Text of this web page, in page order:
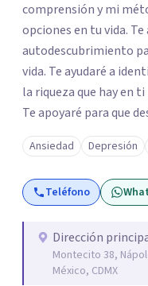
comprensión y mi
opciones en tu vida. Te acompañaré en tu
autodescubrimiento
vida. Te ayudaré a identificar tus fortalezas y a encontrar
la riqueza que hay en
Te apoyaré para que descubras que eres capaz de
convertir los problemas
derecho a vivir con
remordimientos y en plenitud. Con amor
posible. En el viaje de tu vida. ¿Te das cuenta que tienes
objetivos pero
experimentado
gustaría que fueran diferentes? Pedir
Ansiedad Depresión
Teléfono
Dirección
Montecito 38,
México, CDMX